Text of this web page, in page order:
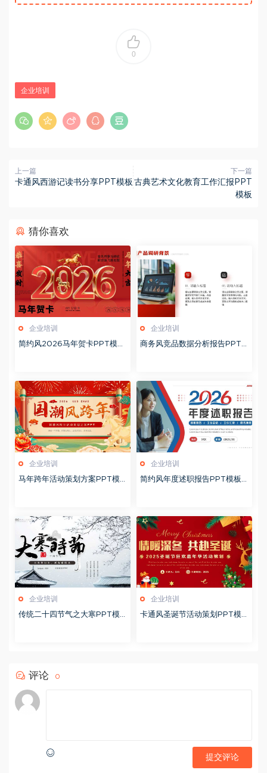
0
企业培训
上一篇
卡通风西游记读书分享PPT模板
下一篇
古典艺术文化教育工作汇报PPT
模板
猜你喜欢
企业培训
简约风2026马年贺卡PPT模板
企业培训
商务风竞品数据分析报告PPT
企业培训
马年跨年活动策划方案PPT模
企业培训
简约风年度述职报告PPT模板2
企业培训
传统二十四节气之大寒PPT模
企业培训
卡通风圣诞节活动策划PPT模
评论 0
提交评论